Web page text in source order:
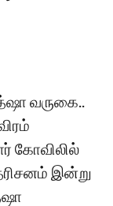
வருகை..
இன்று